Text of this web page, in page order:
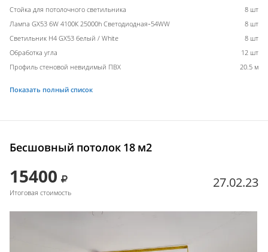
Стойка для потолочного светильника
8 шт
Лампа GX53 6W 4100К 25000h Светодиодная-54WW
8 шт
Светильник H4 GX53 белый / White
8 шт
Обработка угла
12 шт
Профиль стеновой невидимый ПВХ
20.5 м
Показать полный список
Бесшовный потолок 18 м2
15400
Итоговая стоимость
27.02.23